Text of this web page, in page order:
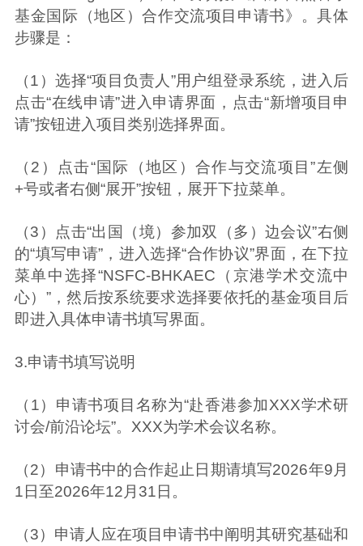
基金国际（地区）合作交流项目申请书》。具体
步骤是：
（1）选择“项目负责人”用户组登录系统，进入后
点击“在线申请”进入申请界面，点击“新增项目申
请”按钮进入项目类别选择界面。
（2）点击“国际（地区）合作与交流项目”左侧
+号或者右侧“展开”按钮，展开下拉菜单。
（3）点击“出国（境）参加双（多）边会议”右侧
的“填写申请”，进入选择“合作协议”界面，在下拉
菜单中选择“NSFC-BHKAEC（京港学术交流中
心）”，然后按系统要求选择要依托的基金项目后
即进入具体申请书填写界面。
3.申请书填写说明
（1）申请书项目名称为“赴香港参加XXX学术研
讨会/前沿论坛”。XXX为学术会议名称。
（2）申请书中的合作起止日期请填写2026年9月
1日至2026年12月31日。
（3）申请人应在项目申请书中阐明其研究基础和